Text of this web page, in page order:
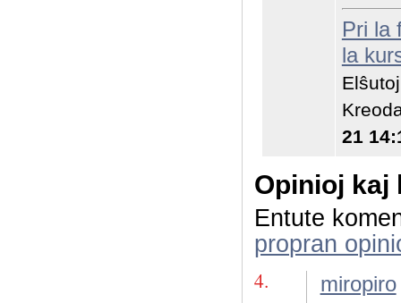
Pri la
la
21
Opinioj kaj
Entute
propran
4. miropiro